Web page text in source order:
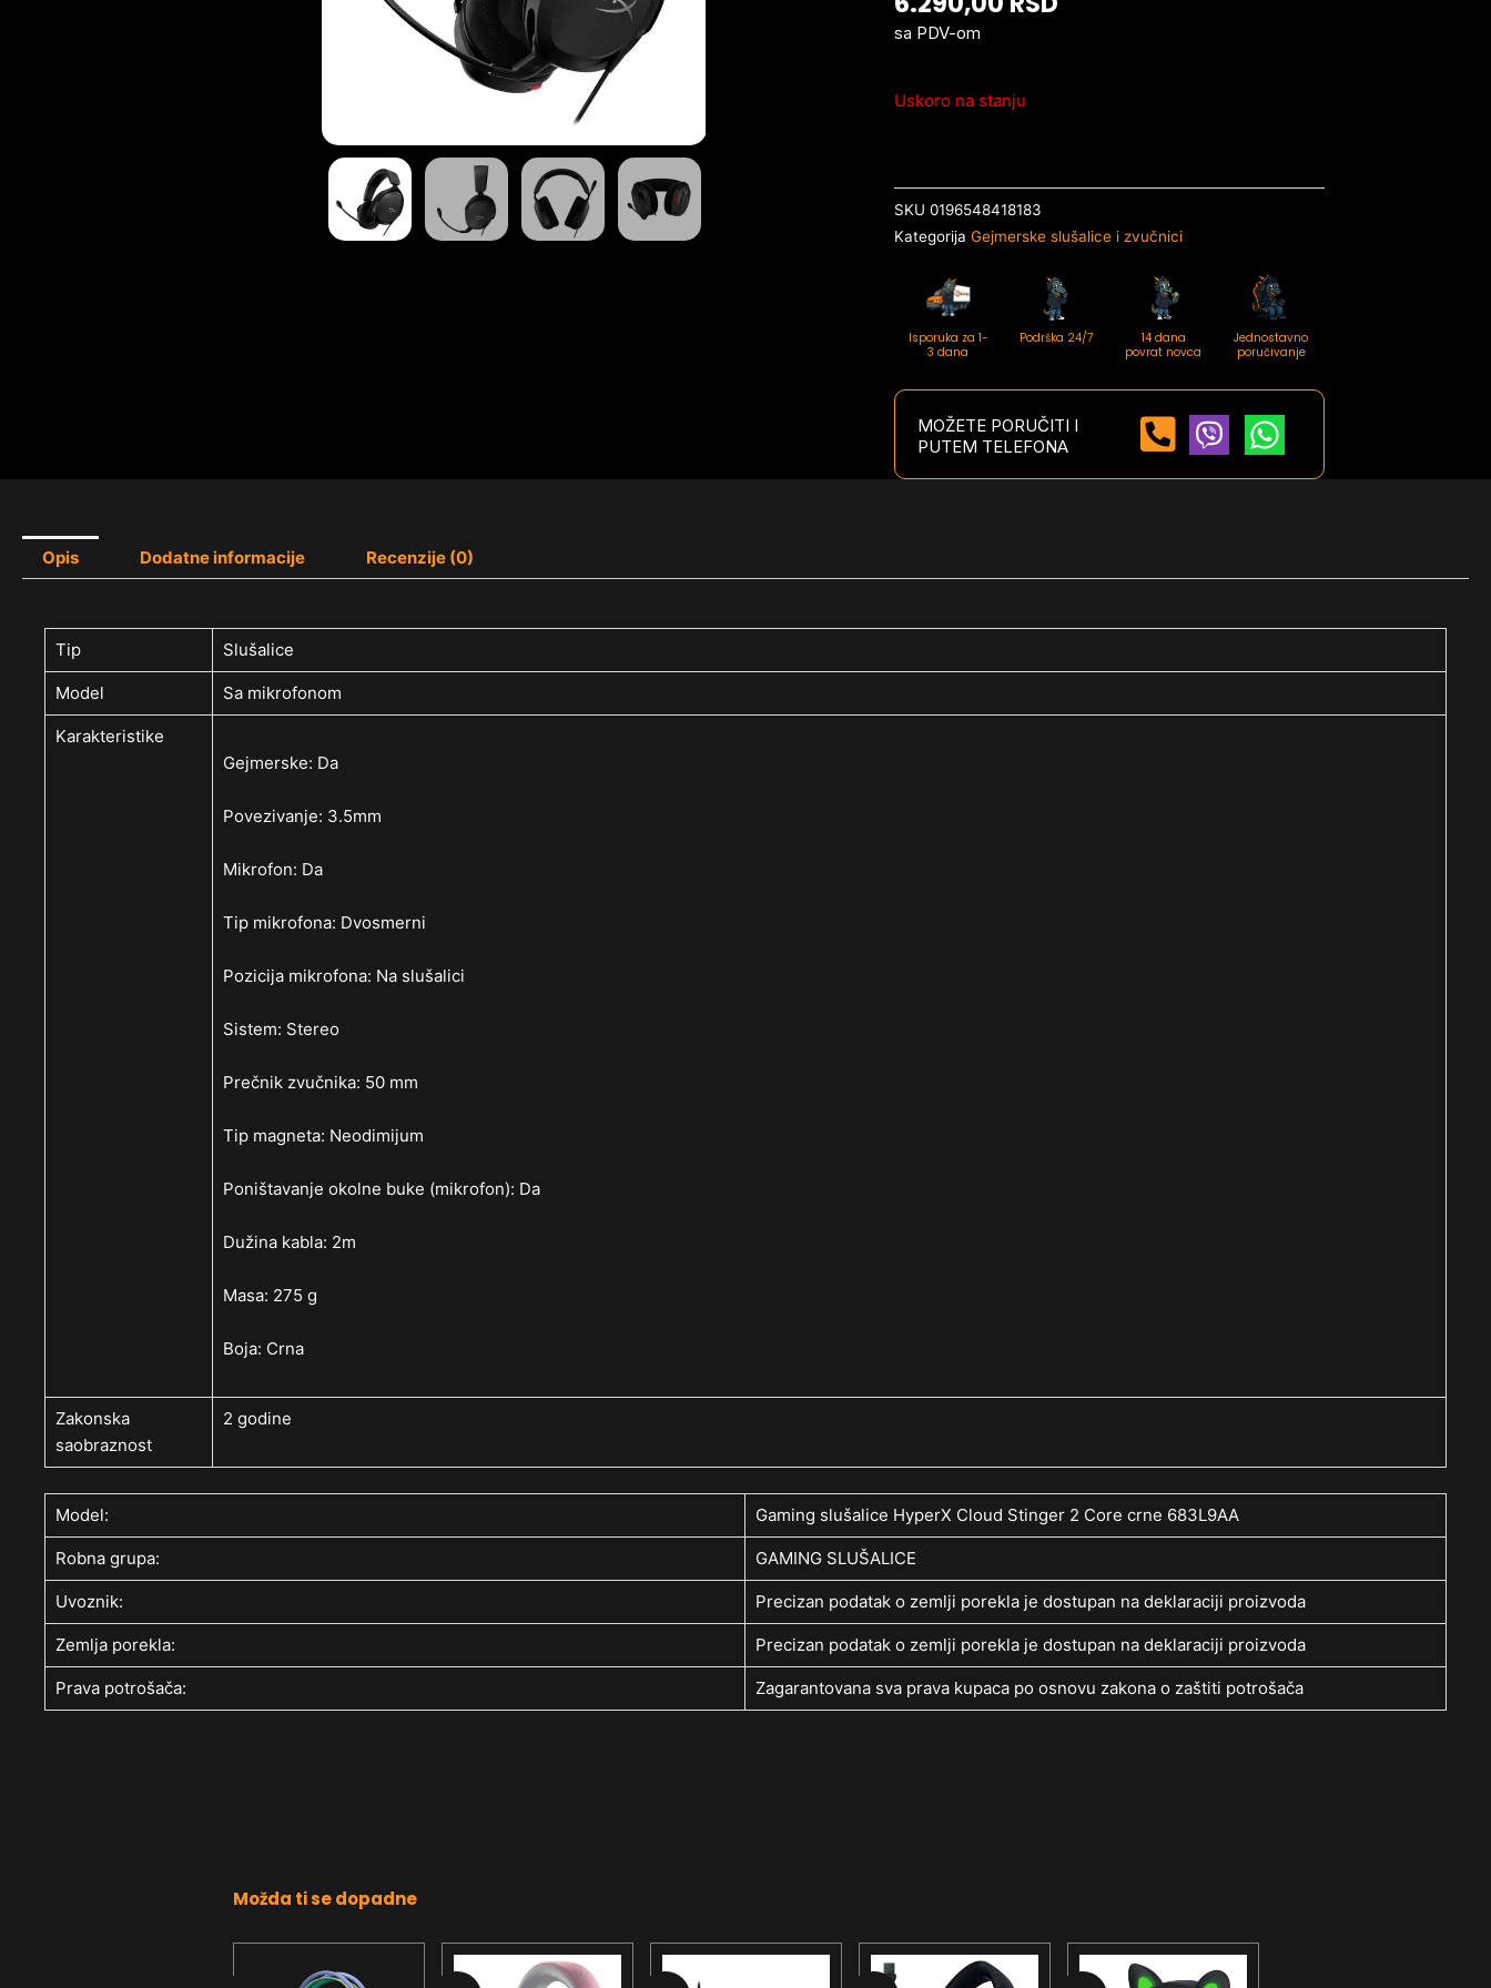
sa PDV-om
Uskoro na stanju
SKU0196548418183
Kategorija Gejmerske slušalice i zvučnici
Isporuka za 1-
3 dana
Podrška 24/7
14 dana
povrat novca
Jednostavno
poručivanje
MOŽETE PORUČITI I
PUTEM TELEFONA
Opis Dodatne informacije Recenzije (0)
Tip Slušalice
Model Sa mikrofonom
Karakteristike
Gejmerske: Da
Povezivanje: 3.5mm
Mikrofon: Da
Tip mikrofona: Dvosmerni
Pozicija mikrofona: Na slušalici
Sistem: Stereo
Prečnik zvučnika: 50 mm
Tip magneta: Neodimijum
Poništavanje okolne buke (mikrofon): Da
Dužina kabla: 2m
Masa: 275 g
Boja: Crna
Zakonska
saobraznost
2 godine
Model: Gaming slušalice HyperX Cloud Stinger 2 Core crne 683L9AA
Robna grupa: GAMING SLUŠALICE
Uvoznik: Precizan podatak o zemlji porekla je dostupan na deklaraciji proizvoda
Zemlja porekla: Precizan podatak o zemlji porekla je dostupan na deklaraciji proizvoda
Prava potrošača: Zagarantovana sva prava kupaca po osnovu zakona o zaštiti potrošača
Možda ti se dopadne